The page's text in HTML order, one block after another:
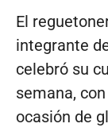
El
integrante
celebró su
semana,
ocasión de